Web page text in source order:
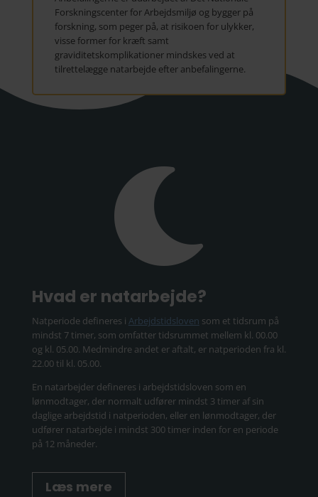
Forskningscenter for Arbejdsmiljø og bygger på
forskning, som peger på, at risikoen for ulykker,
visse former for kræft samt
graviditetskomplikationer mindskes ved at
tilrettelægge natarbejde efter anbefalingerne.

Hvad er natarbejde?
Natperiode defineres i Arbejdstidsloven som et tidsrum på
mindst 7 timer, som omfatter tidsrummet mellem kl. 00.00
og kl. 05.00. Medmindre andet er aftalt, er natperioden fra kl.
22.00 til kl. 05.00.
En natarbejder defineres i arbejdstidsloven som en
lønmodtager, der normalt udfører mindst 3 timer af sin
daglige arbejdstid i natperioden, eller en lønmodtager, der
udfører natarbejde i mindst 300 timer inden for en periode
på 12 måneder.
Læs mere